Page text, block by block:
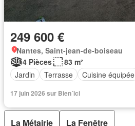
249 600 €
Nantes, Saint-jean-de-boiseau
4 Pièces
83 m²
Jardin
Terrasse Cuisine équipée
17 juin 2026 sur Bien´ici
La Métairie La Fenêtre